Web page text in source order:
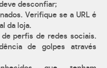
desconfiar;
Verifique se a URL é
da loja.
perfis de redes sociais.
de golpes através